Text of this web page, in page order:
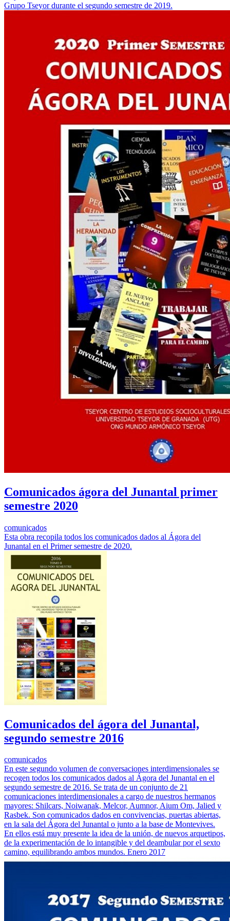
Grupo Tseyor durante el segundo semestre de 2019.
Comunicados ágora del Junantal primer
semestre 2020
comunicados
Esta obra recopila todos los comunicados dados al Ágora del
Junantal en el Primer semestre de 2020.
Comunicados del ágora del Junantal,
segundo semestre 2016
comunicados
En este segundo volumen de conversaciones interdimensionales se
recogen todos los comunicados dados al Ágora del Junantal en el
segundo semestre de 2016. Se trata de un conjunto de 21
comunicaciones interdimensionales a cargo de nuestros hermanos
mayores: Shilcars, Noiwanak, Melcor, Aumnor, Aium Om, Jalied y
Rasbek. Son comunicados dados en convivencias, puertas abiertas,
en la sala del Ágora del Junantal o junto a la base de Montevives.
En ellos está muy presente la idea de la unión, de nuevos arquetipos,
de la experimentación de lo intangible y del deambular por el sexto
camino, equilibrando ambos mundos. Enero 2017